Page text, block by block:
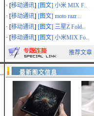
· [移动通讯] [图文] 小米 MIX F..
· [移动通讯] [图文] moto razr ..
· [移动通讯] [图文] 三星Z Fold..
· [移动通讯] [图文] 小米MIX Fo..
推荐文章
最新图文信息